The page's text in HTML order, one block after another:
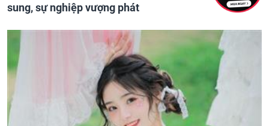
sung, sự nghiệp vượng phát